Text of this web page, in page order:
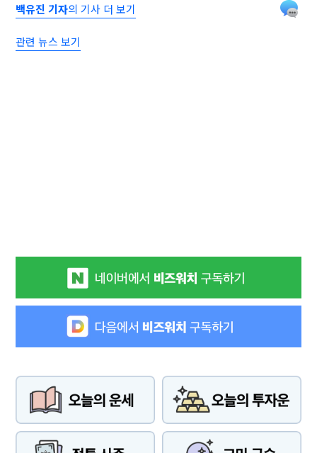
백유진 기자의 기사 더 보기
관련 뉴스 보기